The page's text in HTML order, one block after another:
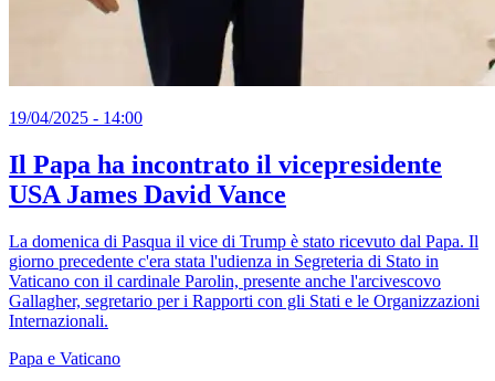
19/04/2025 - 14:00
Il Papa ha incontrato il vicepresidente
USA James David Vance
La domenica di Pasqua il vice di Trump è stato ricevuto dal Papa. Il
giorno precedente c'era stata l'udienza in Segreteria di Stato in
Vaticano con il cardinale Parolin, presente anche l'arcivescovo
Gallagher, segretario per i Rapporti con gli Stati e le Organizzazioni
Internazionali.
Papa e Vaticano